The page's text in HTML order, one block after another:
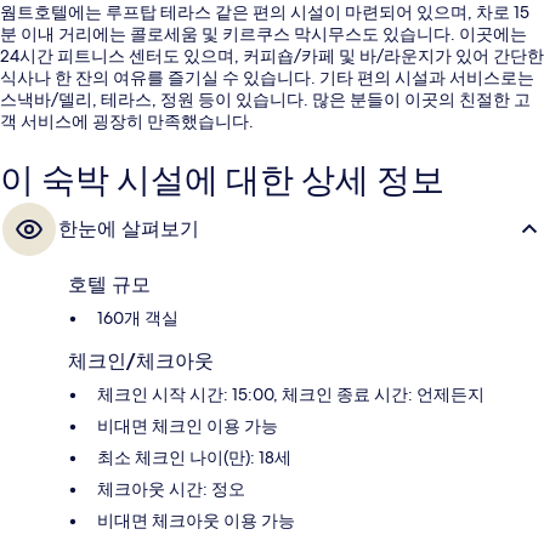
웜트호텔에는 루프탑 테라스 같은 편의 시설이 마련되어 있으며, 차로 15
분 이내 거리에는 콜로세움 및 키르쿠스 막시무스도 있습니다. 이곳에는
24시간 피트니스 센터도 있으며, 커피숍/카페 및 바/라운지가 있어 간단한
식사나 한 잔의 여유를 즐기실 수 있습니다. 기타 편의 시설과 서비스로는
스낵바/델리, 테라스, 정원 등이 있습니다. 많은 분들이 이곳의 친절한 고
객 서비스에 굉장히 만족했습니다.
이 숙박 시설에 대한 상세 정보
한눈에 살펴보기
호텔 규모
160개 객실
체크인/체크아웃
체크인 시작 시간: 15:00, 체크인 종료 시간: 언제든지
비대면 체크인 이용 가능
최소 체크인 나이(만): 18세
체크아웃 시간: 정오
비대면 체크아웃 이용 가능